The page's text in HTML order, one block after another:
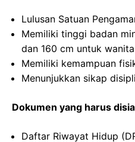
Lulusan Satuan
Memiliki tinggi badan
dan 160 cm untuk wanita
Memiliki kemampuan
Menunjukkan sikap
Dokumen yang harus
Daftar Riwayat Hidup